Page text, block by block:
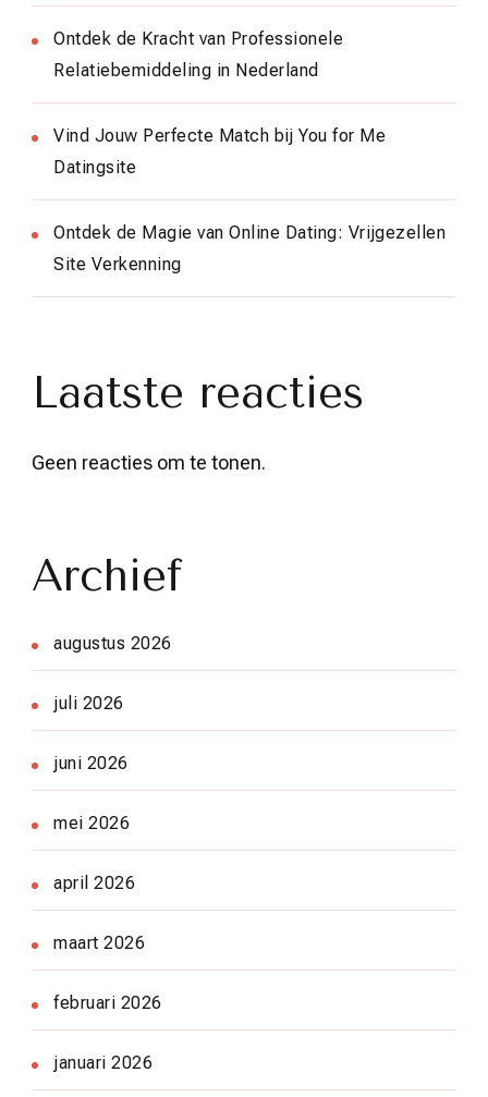
Ontdek de Kracht van Professionele
Relatiebemiddeling in Nederland
Vind Jouw Perfecte Match bij You for Me
Datingsite
Ontdek de Magie van Online Dating: Vrijgezellen
Site Verkenning
Laatste reacties
Geen reacties om te tonen.
Archief
augustus 2026
juli 2026
juni 2026
mei 2026
april 2026
maart 2026
februari 2026
januari 2026